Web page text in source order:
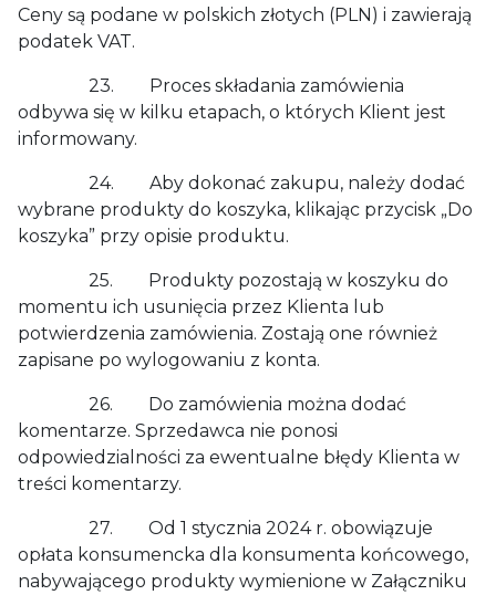
Ceny są podane w polskich złotych (PLN) i zawierają
podatek VAT.
23. Proces składania zamówienia
odbywa się w kilku etapach, o których Klient jest
informowany.
24. Aby dokonać zakupu, należy dodać
wybrane produkty do koszyka, klikając przycisk „Do
koszyka” przy opisie produktu.
25. Produkty pozostają w koszyku do
momentu ich usunięcia przez Klienta lub
potwierdzenia zamówienia. Zostają one również
zapisane po wylogowaniu z konta.
26. Do zamówienia można dodać
komentarze. Sprzedawca nie ponosi
odpowiedzialności za ewentualne błędy Klienta w
treści komentarzy.
27. Od 1 stycznia 2024 r. obowiązuje
opłata konsumencka dla konsumenta końcowego,
nabywającego produkty wymienione w Załączniku